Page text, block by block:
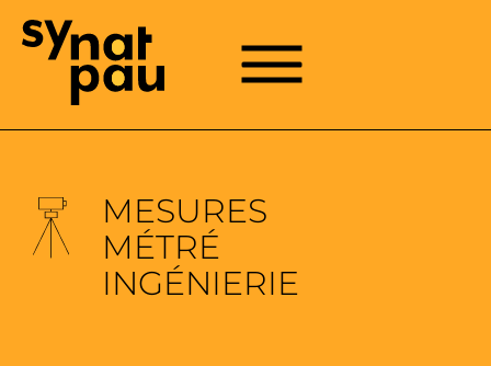
Passer
Menu principal
Menu
MESURES
MÉTRÉ
INGÉNIERIE